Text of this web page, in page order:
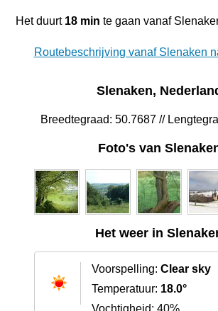
Het duurt 18 min te gaan vanaf
Routebeschrijving vanaf Slenaken
Slenaken,
Breedtegraad: 50.7687 //
Foto's van
Het weer in
Voorspelling: Clear sky
Temperatuur: 18.0°